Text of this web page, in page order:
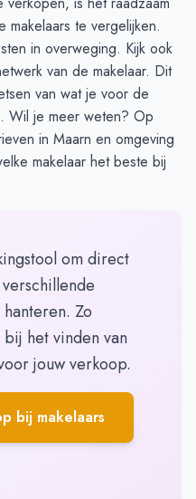
makelaars te vergelijken.
in overweging. Kijk ook
van de makelaar. Dit
van wat je voor de
Wil je meer weten? Op
in Maarn en omgeving
makelaar het beste bij
om direct
Zo
het vinden van
jouw verkoop.
bij makelaars